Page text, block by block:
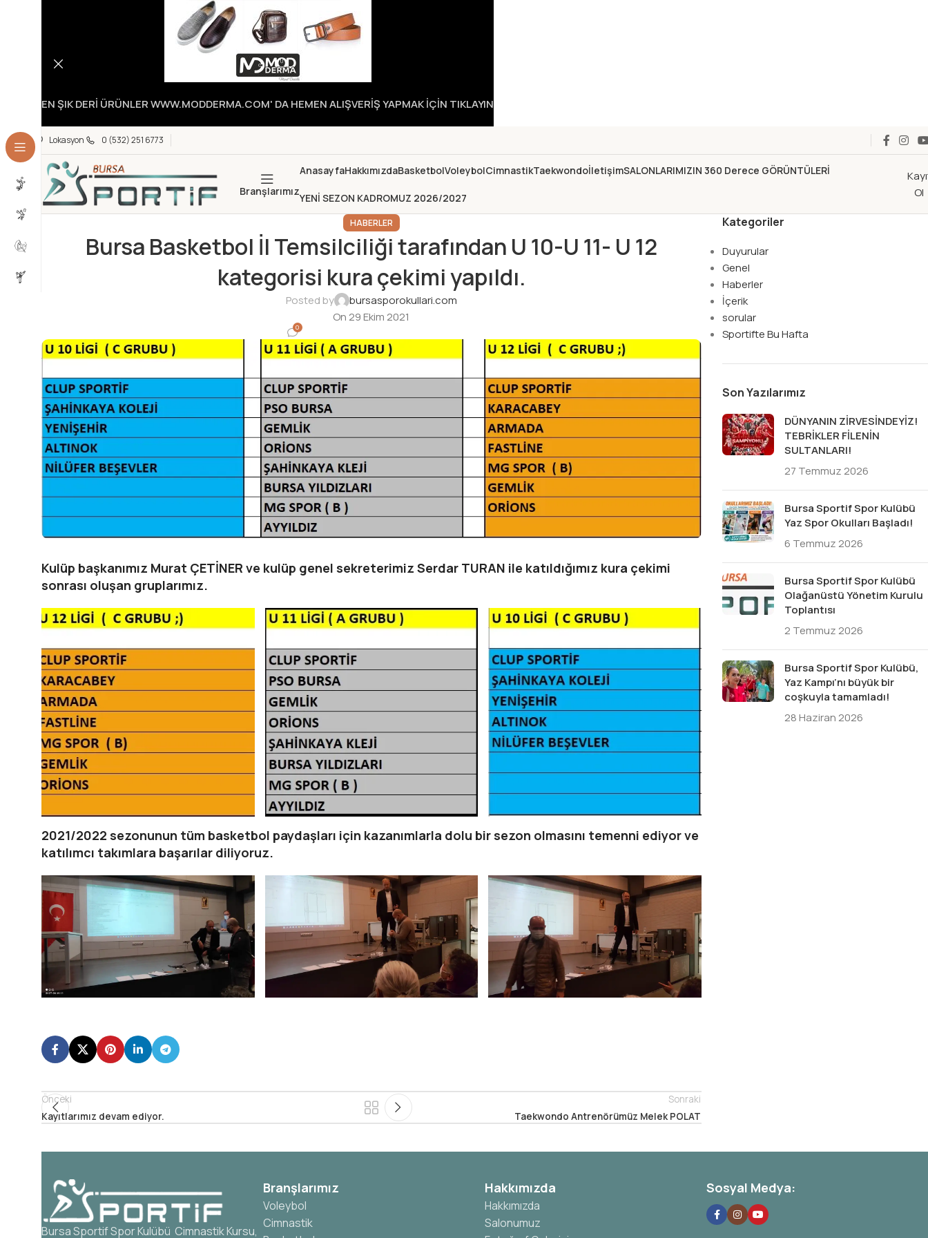
Lokasyon 0 (532) 251 6773
Branşlarımız
AnasayfaHakkımızdaBasketbolVoleybolCimnastikTaekwondoİletişimSALONLARIMIZIN 360 Derece GÖRÜNTÜLERİ
YENİ SEZON KADROMUZ 2026/2027
Ol
HABERLER
Bursa Basketbol İl Temsilciliği tarafından U 10-U 11- U 12
kategorisi kura çekimi yapıldı.
Posted by
bursasporokullari.com
On 29 Ekim 2021
0
Kulüp başkanımız Murat ÇETİNER ve kulüp genel sekreterimiz Serdar TURAN ile katıldığımız kura çekimi
sonrası oluşan gruplarımız.
2021/2022 sezonunun tüm basketbol paydaşları için kazanımlarla dolu bir sezon olmasını temenni ediyor ve
katılımcı takımlara başarılar diliyoruz.
Önceki
Kayıtlarımız devam ediyor.
Sonraki
Taekwondo Antrenörümüz Melek POLAT
Kategoriler
Duyurular
Genel
Haberler
İçerik
sorular
Sportifte Bu Hafta
Son Yazılarımız
DÜNYANIN ZİRVESİNDEYİZ!
TEBRİKLER FİLENİN
SULTANLARI!
27 Temmuz 2026
Bursa Sportif Spor Kulübü
Yaz Spor Okulları Başladı!
6 Temmuz 2026
Bursa Sportif Spor Kulübü
Olağanüstü Yönetim Kurulu
Toplantısı
2 Temmuz 2026
Bursa Sportif Spor Kulübü,
Yaz Kampı’nı büyük bir
coşkuyla tamamladı!
28 Haziran 2026
Bursa Sportif Spor Kulübü Cimnastik Kursu,
Branşlarımız
Voleybol
Cimnastik
Hakkımızda
Hakkımızda
Salonumuz
Sosyal Medya:
EN ŞIK DERİ ÜRÜNLER WWW.MODDERMA.COM' DA HEMEN ALIŞVERİŞ YAPMAK İÇİN TIKLAYIN